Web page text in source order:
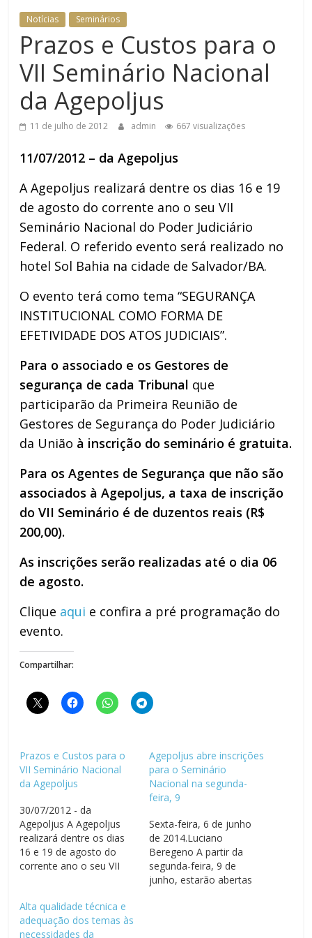
DOMÉSTICA NO TRT-RN
Notícias Seminários
Prazos e Custos para o
VII Seminário Nacional
da Agepoljus
11 de julho de 2012 admin 667 visualizações
11/07/2012 – da Agepoljus
A Agepoljus realizará dentre os dias 16 e 19
de agosto do corrente ano o seu VII
Seminário Nacional do Poder Judiciário
Federal. O referido evento será realizado no
hotel Sol Bahia na cidade de Salvador/BA.
O evento terá como tema “SEGURANÇA
INSTITUCIONAL COMO FORMA DE
EFETIVIDADE DOS ATOS JUDICIAIS”.
Para o associado e os Gestores de
segurança de cada Tribunal que
participarão da Primeira Reunião de
Gestores de Segurança do Poder Judiciário
da União à inscrição do seminário é gratuita.
Para os Agentes de Segurança que não são
associados à Agepoljus, a taxa de inscrição
do VII Seminário é de duzentos reais (R$
200,00).
As inscrições serão realizadas até o dia 06
de agosto.
Clique aqui e confira a pré programação do
evento.
Compartilhar:
Prazos e Custos para o
VII Seminário Nacional
da Agepoljus
30/07/2012 - da
Agepoljus A Agepoljus
realizará dentre os dias
16 e 19 de agosto do
corrente ano o seu VII
O referido evento será
realizado no hotel Sol
Agepoljus abre inscrições
para o Seminário
Nacional na segunda-
feira, 9
Sexta-feira, 6 de junho
de 2014.Luciano
Beregeno A partir da
segunda-feira, 9 de
junho, estarão abertas
Alta qualidade técnica e
adequação dos temas às
necessidades da